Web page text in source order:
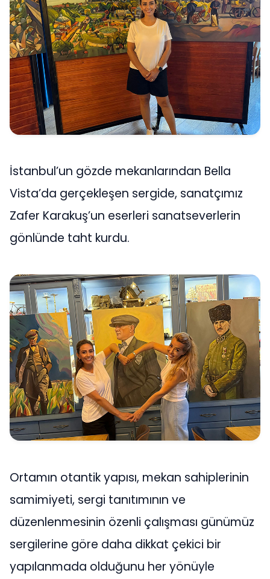
İstanbul’un gözde mekanlarından Bella
Vista’da gerçekleşen sergide, sanatçımız
Zafer Karakuş’un eserleri sanatseverlerin
gönlünde taht kurdu.
Ortamın otantik yapısı, mekan sahiplerinin
samimiyeti, sergi tanıtımının ve
düzenlenmesinin özenli çalışması günümüz
sergilerine göre daha dikkat çekici bir
yapılanmada olduğunu her yönüyle